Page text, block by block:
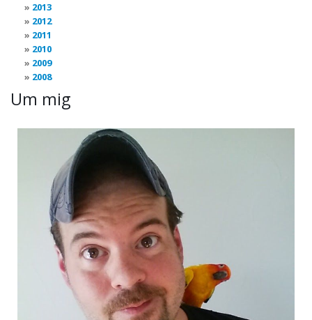
2013
2012
2011
2010
2009
2008
Um mig